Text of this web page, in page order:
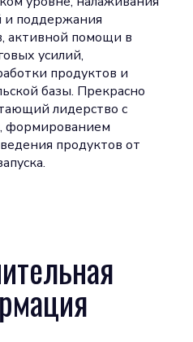
и поддержания
активной помощи в
усилий,
продуктов и
базы. Прекрасно
лидерство с
формированием
продуктов от